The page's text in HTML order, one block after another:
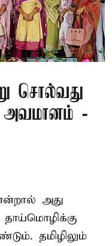
சொல்வது
அவமானம் -
அது
தமிழிலும்